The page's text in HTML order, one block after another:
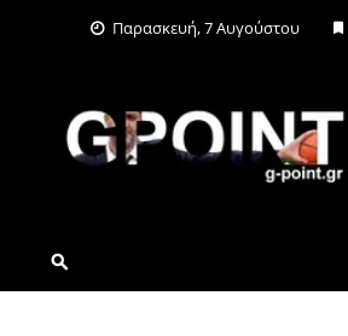
Παρασκευή, 7 Αυγούστου
G-